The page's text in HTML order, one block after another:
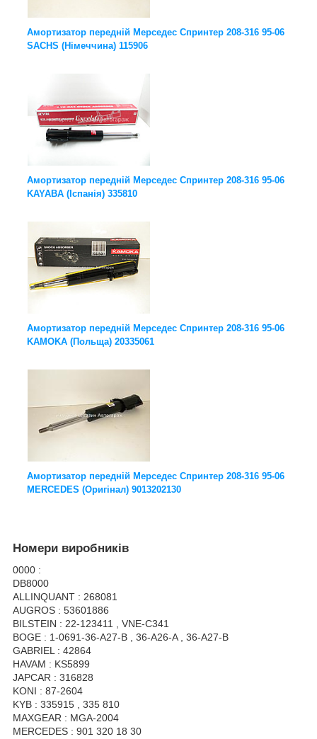
Амортизатор передній Мерседес Спринтер 208-316 95-06
SACHS (Німеччина) 115906
Амортизатор передній Мерседес Спринтер 208-316 95-06
KAYABA (Іспанія) 335810
Амортизатор передній Мерседес Спринтер 208-316 95-06
KAMOKA (Польща) 20335061
Амортизатор передній Мерседес Спринтер 208-316 95-06
MERCEDES (Оригінал) 9013202130
Номери виробників
0000 :
DB8000
ALLINQUANT : 268081
AUGROS : 53601886
BILSTEIN : 22-123411 , VNE-C341
BOGE : 1-0691-36-A27-B , 36-A26-A , 36-A27-B
GABRIEL : 42864
HAVAM : KS5899
JAPCAR : 316828
KONI : 87-2604
KYB : 335915 , 335 810
MAXGEAR : MGA-2004
MERCEDES : 901 320 18 30